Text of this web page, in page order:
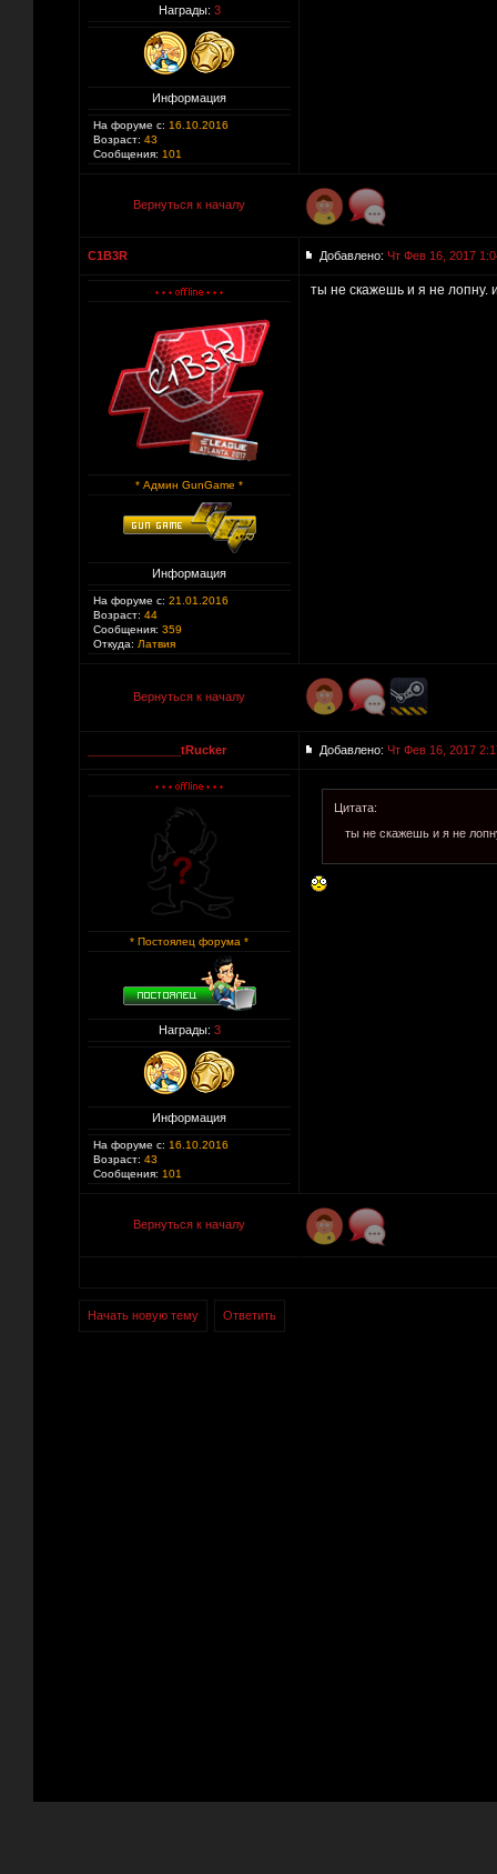
Награды: 3
Информация
На форуме с: 16.10.2016
Возраст: 43
Сообщения: 101
Вернуться к началу
C1B3R Добавлено: Чт Фев 16, 2017
* Админ GunGame *
Информация
На форуме с: 21.01.2016
Возраст: 44
Сообщения: 359
Откуда: Латвия
ты не скажешь и я не лопну.
Вернуться к началу
______________tRucker Добавлено: Чт Фев 16, 2017
* Постоялец форума *
Награды: 3
Информация
На форуме с: 16.10.2016
Возраст: 43
Сообщения: 101
Цитата:
ты не скажешь и я не
Вернуться к началу
Начать новую тему Ответить